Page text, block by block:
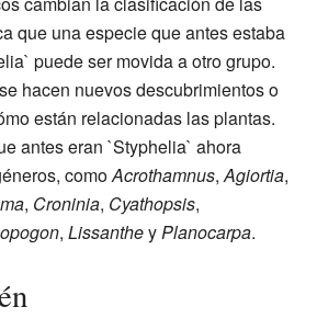
que una especie que antes estaba
puede ser movida a otro grupo.
hacen nuevos descubrimientos o
están relacionadas las plantas.
antes eran `Styphelia` ahora
comoAcrothamnus,Agiortia,
, Croninia, Cyathopsis,
, LissantheyPlanocarpa.